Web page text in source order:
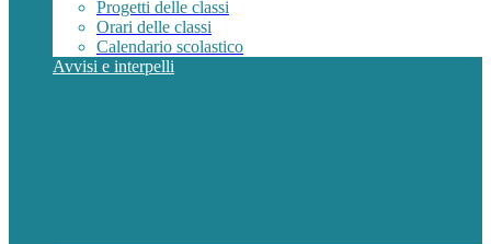
Progetti delle classi
Orari delle classi
Calendario scolastico
Avvisi e interpelli